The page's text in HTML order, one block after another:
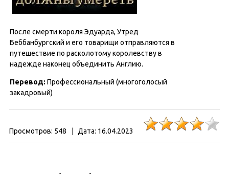
После смерти короля Эдуарда, Утред
Беббанбургский и его товарищи отправляются в
путешествие по расколотому королевству в
надежде наконец объединить Англию.
Перевод: Профессиональный (многоголосый
закадровый)
Просмотров: 548 Дата: 16.04.2023